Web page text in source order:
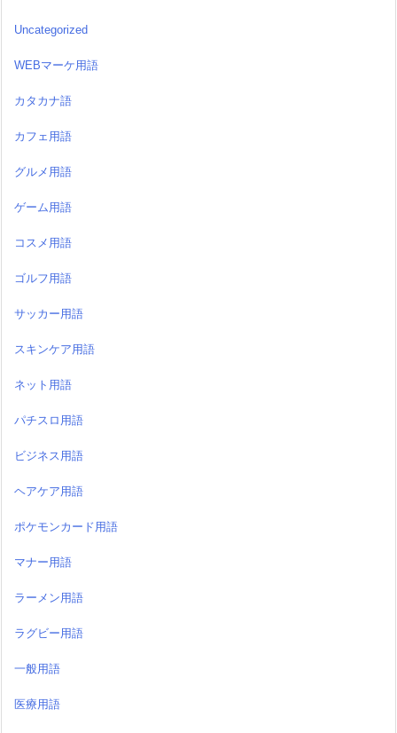
Uncategorized
WEBマーケ用語
カタカナ語
カフェ用語
グルメ用語
ゲーム用語
コスメ用語
ゴルフ用語
サッカー用語
スキンケア用語
ネット用語
パチスロ用語
ビジネス用語
ヘアケア用語
ポケモンカード用語
マナー用語
ラーメン用語
ラグビー用語
一般用語
医療用語